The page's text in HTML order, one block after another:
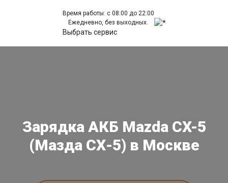
Время работы: с 08:00 до 22:00
Ежедневно, без выходных.
Выбрать сервис
Зарядка АКБ Mazda CX-5
(Мазда СХ-5) в Москве